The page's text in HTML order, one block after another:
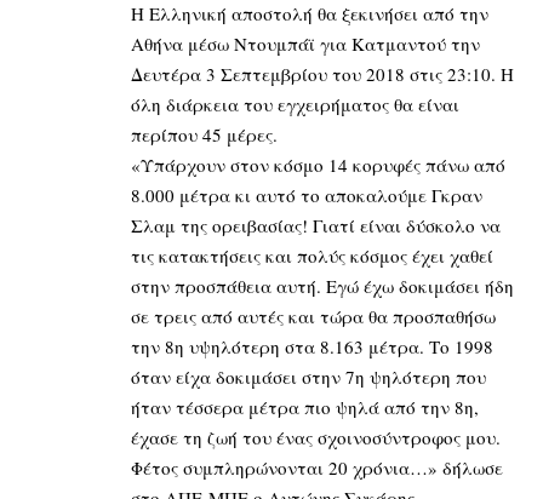
Η Ελληνική αποστολή θα ξεκινήσει από την
Αθήνα μέσω Ντουμπάϊ για Κατμαντού την
Δευτέρα 3 Σεπτεμβρίου του 2018 στις 23:10. Η
όλη διάρκεια του εγχειρήματος θα είναι
περίπου 45 μέρες.
«Υπάρχουν στον κόσμο 14 κορυφές πάνω από
8.000 μέτρα κι αυτό το αποκαλούμε Γκραν
Σλαμ της ορειβασίας! Γιατί είναι δύσκολο να
τις κατακτήσεις και πολύς κόσμος έχει χαθεί
στην προσπάθεια αυτή. Εγώ έχω δοκιμάσει ήδη
σε τρεις από αυτές και τώρα θα προσπαθήσω
την 8η υψηλότερη στα 8.163 μέτρα. Το 1998
όταν είχα δοκιμάσει στην 7η ψηλότερη που
ήταν τέσσερα μέτρα πιο ψηλά από την 8η,
έχασε τη ζωή του ένας σχοινοσύντροφος μου.
Φέτος συμπληρώνονται 20 χρόνια…» δήλωσε